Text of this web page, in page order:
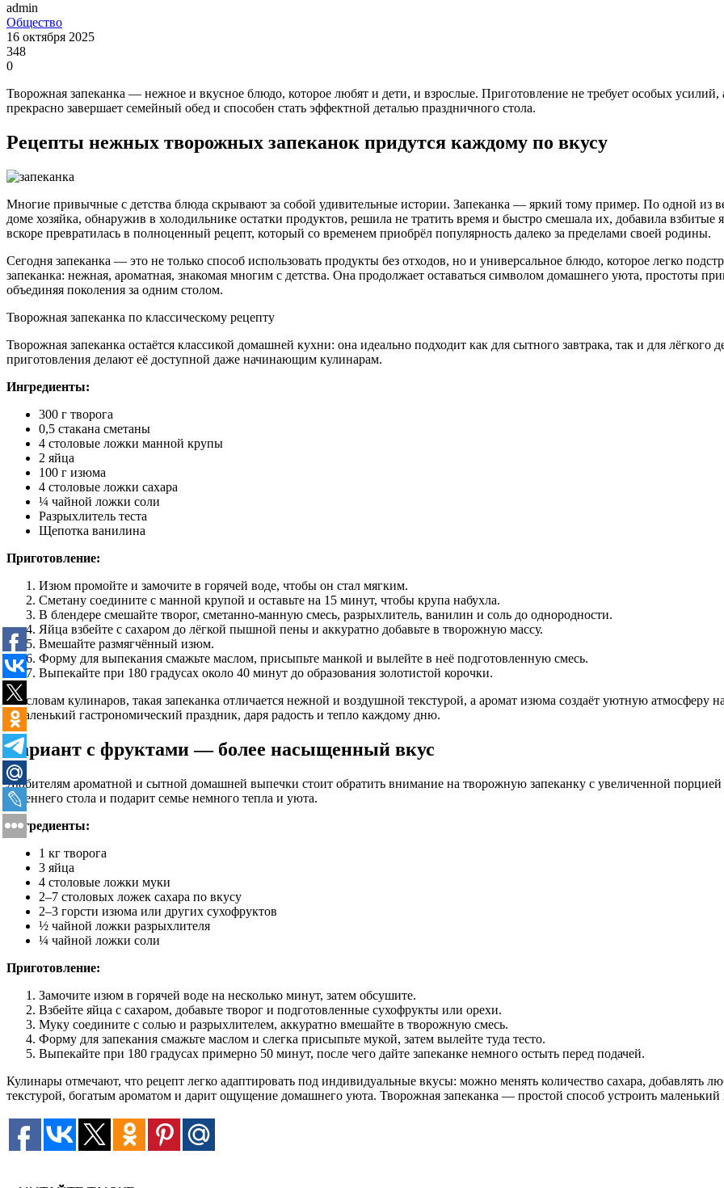
admin
Общество
16 октября 2025
348
0
Творожная запеканка — нежное и вкусное блюдо, которое любят и дети, и взрослые. Приготовление не требует особых
прекрасно завершает семейный обед и способен стать эффектной деталью праздничного стола.
Рецепты нежных творожных запеканок придутся каждому по вкусу
Многие привычные с детства блюда скрывают за собой удивительные истории. Запеканка — яркий тому пример. По одной из
доме хозяйка, обнаружив в холодильнике остатки продуктов, решила не тратить время и быстро смешала их, добавила взбитые
вскоре превратилась в полноценный рецепт, который со временем приобрёл популярность далеко за пределами своей родины.
Сегодня запеканка — это не только способ использовать продукты без отходов, но и универсальное блюдо, которое легко
запеканка: нежная, ароматная, знакомая многим с детства. Она продолжает оставаться символом домашнего уюта, простоты
объединяя поколения за одним столом.
Творожная запеканка по классическому рецепту
Творожная запеканка остаётся классикой домашней кухни: она идеально подходит как для сытного завтрака, так и для
приготовления делают её доступной даже начинающим кулинарам.
Ингредиенты:
300 г творога
0,5 стакана сметаны
4 столовые ложки манной крупы
2 яйца
100 г изюма
4 столовые ложки сахара
¼ чайной ложки соли
Разрыхлитель теста
Щепотка ванилина
Приготовление:
Изюм промойте и замочите в горячей воде, чтобы он стал мягким.
Сметану соедините с манной крупой и оставьте на 15 минут, чтобы крупа набухла.
В блендере смешайте творог, сметанно-манную смесь, разрыхлитель, ванилин и соль до однородности.
Яйца взбейте с сахаром до лёгкой пышной пены и аккуратно добавьте в творожную массу.
Вмешайте размягчённый изюм.
Форму для выпекания смажьте маслом, присыпьте манкой и вылейте в неё подготовленную смесь.
Выпекайте при 180 градусах около 40 минут до образования золотистой корочки.
По словам кулинаров, такая запеканка отличается нежной и воздушной текстурой, а аромат изюма создаёт уютную атмосферу
в маленький гастрономический праздник, даря радость и тепло каждому дню.
Вариант с фруктами — более насыщенный вкус
Любителям ароматной и сытной домашней выпечки стоит обратить внимание на творожную запеканку с увеличенной порцией
утреннего стола и подарит семье немного тепла и уюта.
Ингредиенты:
1 кг творога
3 яйца
4 столовые ложки муки
2–7 столовых ложек сахара по вкусу
2–3 горсти изюма или других сухофруктов
½ чайной ложки разрыхлителя
¼ чайной ложки соли
Приготовление:
Замочите изюм в горячей воде на несколько минут, затем обсушите.
Взбейте яйца с сахаром, добавьте творог и подготовленные сухофрукты или орехи.
Муку соедините с солью и разрыхлителем, аккуратно вмешайте в творожную смесь.
Форму для запекания смажьте маслом и слегка присыпьте мукой, затем вылейте туда тесто.
Выпекайте при 180 градусах примерно 50 минут, после чего дайте запеканке немного остыть перед подачей.
Кулинары отмечают, что рецепт легко адаптировать под индивидуальные вкусы: можно менять количество сахара, добавлять
текстурой, богатым ароматом и дарит ощущение домашнего уюта. Творожная запеканка — простой способ устроить